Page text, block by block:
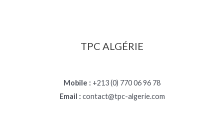
TPC ALGÉRIE
Mobile : +213 (0) 770 06 96 78
Email : contact@tpc-algerie.com